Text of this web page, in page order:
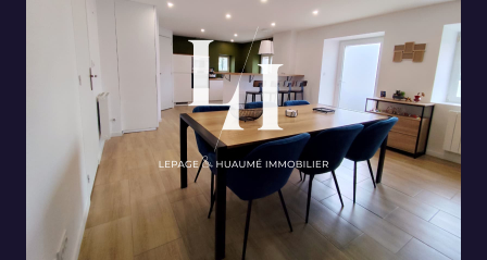
VOIR LE BIEN